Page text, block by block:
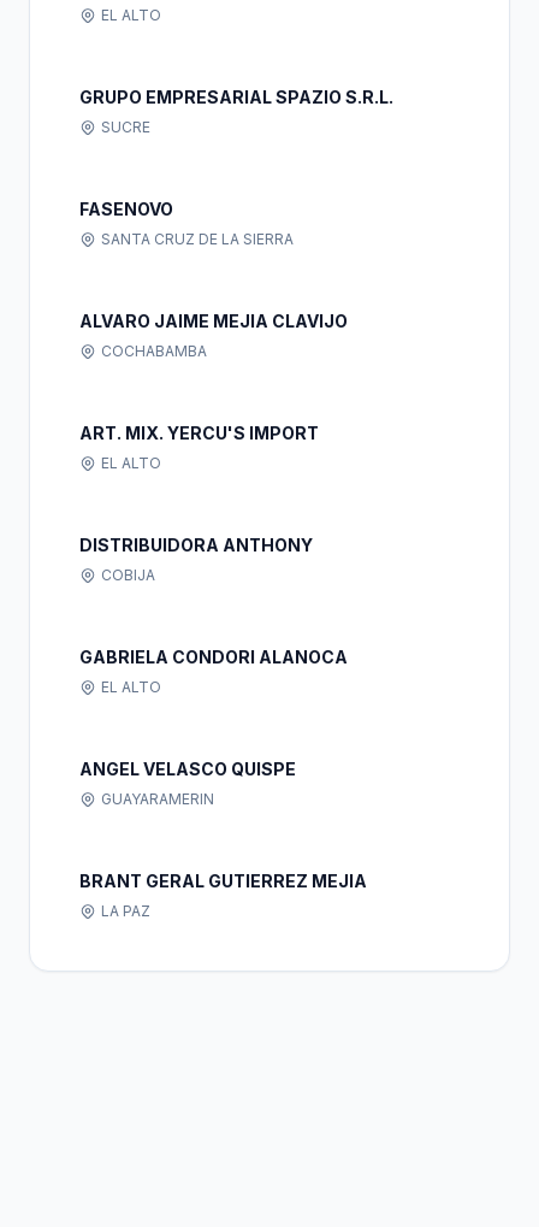
EL ALTO
GRUPO EMPRESARIAL SPAZIO S.R.L.
SUCRE
FASENOVO
SANTA CRUZ DE LA SIERRA
ALVARO JAIME MEJIA CLAVIJO
COCHABAMBA
ART. MIX. YERCU'S IMPORT
EL ALTO
DISTRIBUIDORA ANTHONY
COBIJA
GABRIELA CONDORI ALANOCA
EL ALTO
ANGEL VELASCO QUISPE
GUAYARAMERIN
BRANT GERAL GUTIERREZ MEJIA
LA PAZ